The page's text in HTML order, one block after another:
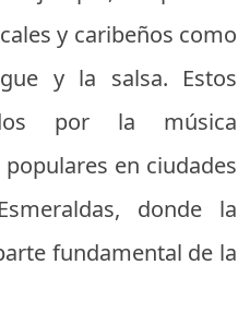
y caribeños como
y la salsa. Estos
por la música
en ciudades
donde la
fundamental de la